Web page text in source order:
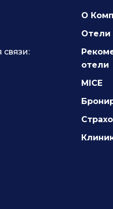
О
Отели
отели
MICE